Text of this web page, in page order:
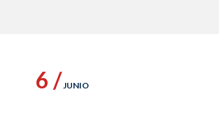
6 /JUNIO